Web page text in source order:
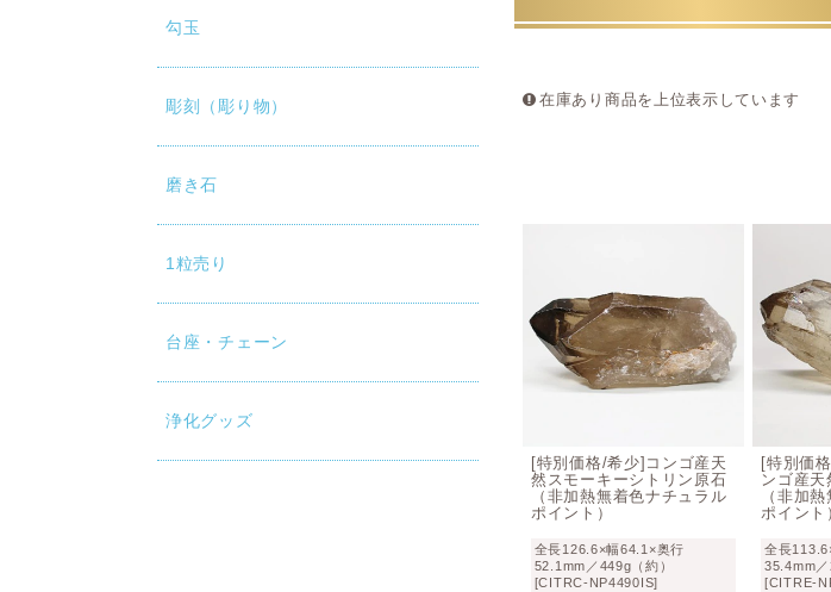
勾玉
彫刻（彫り物）
磨き石
1粒売り
台座・チェーン
浄化グッズ
アメジストを加熱処理した
天然のシトリンは、アメジスト
アメジストは構造上とても変色
メジストや水晶からの人工加熱
判断できる機材が無い、判断で
しょう。
そうした複雑な事情も、透明度
当店インフォニックでは、近年
取引先との提携、および加熱処
在庫あり商品を上位表示しています
[特別価格/希少]コンゴ産天
然スモーキーシトリン原石
（非加熱無着色ナチュラル
ポイント）
全長126.6×幅64.1×奥行
52.1mm／449g（約）
[CITRC-NP4490IS]
[特別価
ンゴ産天
（非加
ポイント
全長
35.4mm／
[CITRE-